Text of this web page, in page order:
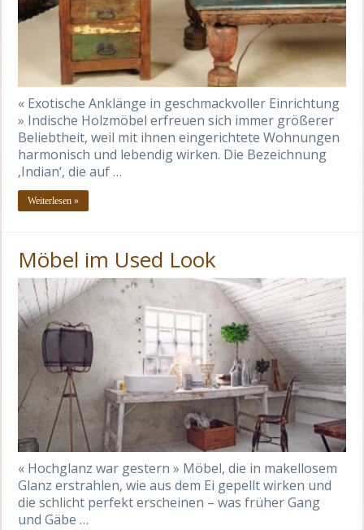
« Exotische Anklänge in geschmackvoller Einrichtung
» Indische Holzmöbel erfreuen sich immer größerer
Beliebtheit, weil mit ihnen eingerichtete Wohnungen
harmonisch und lebendig wirken. Die Bezeichnung
‚Indian‘, die auf …
Weiterlesen »
Möbel im Used Look
« Hochglanz war gestern » Möbel, die in makellosem
Glanz erstrahlen, wie aus dem Ei gepellt wirken und
die schlicht perfekt erscheinen – was früher Gang
und Gäbe …